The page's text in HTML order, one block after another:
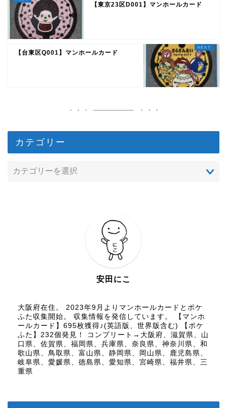
【東京23区D001】マンホールカード
【台東区Q001】マンホールカード
カテゴリー
安田にこ
大阪府在住。 2023年9月よりマンホールカードとポケ
ふた収集開始。 収集情報を発信しています。 【マンホ
ールカード】695枚獲得♪(英語版、世界版含む) 【ポケ
ふた】232個発見！ コンプリート→大阪府、滋賀県、山
口県、佐賀県、福岡県、兵庫県、奈良県、神奈川県、和
歌山県、鳥取県、富山県、静岡県、岡山県、鹿児島県、
岐阜県、愛媛県、徳島県、愛知県、宮崎県、福井県、三
重県